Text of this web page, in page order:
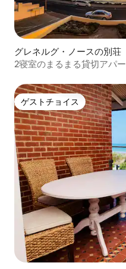
グレネルグ・ノースの別荘
2寝室のまるまる貸切アパ
ゲストチョイス
ゲストチョイス